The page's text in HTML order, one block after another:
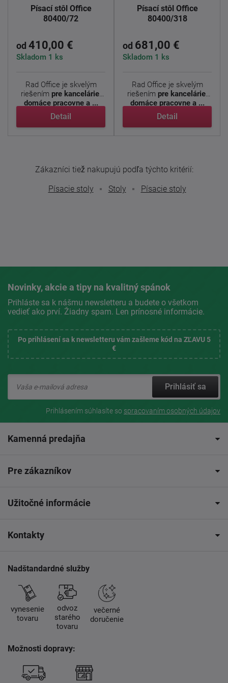
Písací stôl Office
80400/72
od 410,00 €
Skladom 1 ks
Rad Office je skvelým
riešením pre kancelárie,
domáce pracovne a ...
Detail
Písací stôl Office
80400/318
od 681,00 €
Skladom 1 ks
Rad Office je skvelým
riešením pre kancelárie,
domáce pracovne a ...
Detail
Zákazníci tiež nakupujú podľa týchto kritérií:
Písacie stoly
Stoly Písacie stoly
Novinky, akcie a tipy na kvalitný spánok
Prihláste sa k nášmu newsletteru a budete o všetkom
vedieť ako prví. Žiadny spam. Len prínosné informácie.
Po prihlásení sa k newsletteru vám zašleme kód na ZĽAVU 5
€
Prihlásiť sa
Prihlásením súhlasíte so spracovaním osobných údajov
Kamenná predajňa
Pre zákazníkov
Užitočné informácie
Kontakty
Nadštandardné služby
vynesenie
tovaru
odvoz
starého
tovaru
večerné
doručenie
Možnosti dopravy: